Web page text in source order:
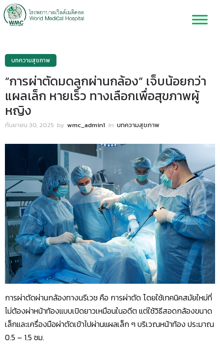
บทความสุขภาพ
“การผ่าตัดมดลูกผ่านกล้อง” เจ็บน้อยกว่า
แผลเล็ก หายเร็ว ทางเลือกเพื่อสุขภาพผู้
หญิง
กันยายน 30, 2025 by wmc_admin1 in บทความสุขภาพ
การผ่าตัดผ่านกล้องทางนรีเวช คือ การผ่าตัด โดยใช้เทคนิคสมัยใหม่ที่
ไม่ต้องผ่าหน้าท้องแบบเปิดยาวเหมือนในอดีต แต่ใช้วิธีสอดกล้องขนาด
เล็กและเครื่องมือผ่าตัดเข้าไปผ่านแผลเล็ก ๆ บริเวณหน้าท้อง ประมาณ
0.5 – 1.5 ซม.